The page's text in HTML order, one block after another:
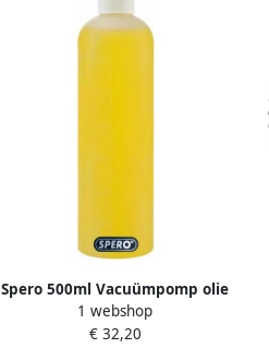
Spero 500ml Vacuümpomp olie
SPVP330
1 webshop
€ 32,20